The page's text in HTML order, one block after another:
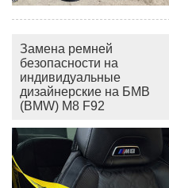
Замена ремней
безопасности на
индивидуальные
дизайнерские на БМВ
(BMW) M8 F92